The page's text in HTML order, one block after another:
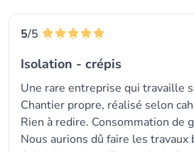
5/5
Isolation - crépis
Une rare entreprise qui travaille
Chantier propre, réalisé selon
Rien à redire. Consommation de
Nous aurions dû faire les travaux